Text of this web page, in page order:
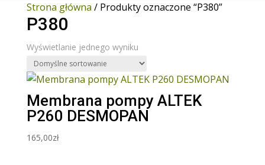
Strona główna / Produkty oznaczone “P380”
P380
Wyświetlanie jednego wyniku
Membrana pompy ALTEK
P260 DESMOPAN
165,00zł